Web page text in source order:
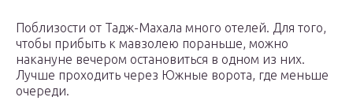
Поблизости от Тадж-Махала много отелей. Для того,
чтобы прибыть к мавзолею пораньше, можно
накануне вечером остановиться в одном из них.
Лучше проходить через Южные ворота, где меньше
очереди.